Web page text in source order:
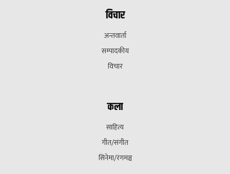
विचार
अन्तवार्ता
सम्पादकीय
विचार
कला
साहित्य
गीत/संगीत
सिनेमा/रंगमञ्च